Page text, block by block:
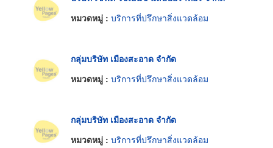
หมวดหมู่ : บริการที่ปรึกษาสิ่งแวดล้อม
กลุ่มบริษัท เมืองสะอาด จำกัด
หมวดหมู่ : บริการที่ปรึกษาสิ่งแวดล้อม
กลุ่มบริษัท เมืองสะอาด จำกัด
หมวดหมู่ : บริการที่ปรึกษาสิ่งแวดล้อม